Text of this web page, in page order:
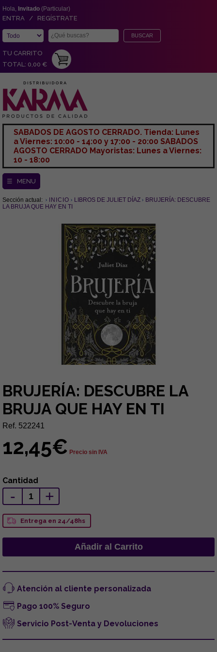
Hola, Invitado (Particular)
ENTRA / REGÍSTRATE
TU CARRITO
TOTAL: 0,00 €
SABADOS DE AGOSTO CERRADO. Tienda: Lunes
a Viernes: 10:00 - 14:00 y 17:00 - 20:00 SABADOS
AGOSTO CERRADO Mayoristas: Lunes a Viernes:
10 - 18:00
☰ MENU
Sección actual: INICIO LIBROS DE JULIET DÍAZ
BRUJERÍA: DESCUBRE
LA BRUJA QUE HAY EN TI
BRUJERÍA: DESCUBRE LA
BRUJA QUE HAY EN TI
Ref. 522241
12,45€ Precio sin IVA
Cantidad
- +
Entrega en 24/48hs
Atención al cliente personalizada
Pago 100% Seguro
Servicio Post-Venta y Devoluciones